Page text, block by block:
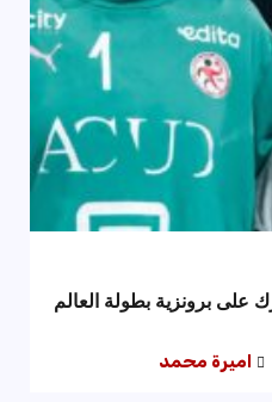
على برونزية بطولة العالم
اميرة محمد